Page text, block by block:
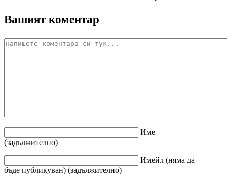
Вашият коментар
Име
(задължително)
Имейл (няма да
бъде публикуван) (задължително)